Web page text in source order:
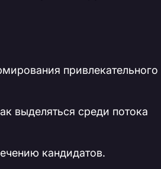
привлекательного
выделяться среди потока
кандидатов.